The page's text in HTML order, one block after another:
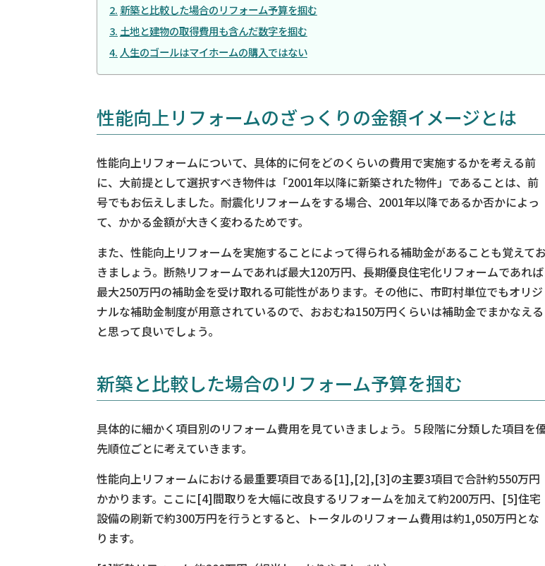
新築と比較した場合のリフォーム予算を掴む
土地と建物の取得費用も含んだ数字を掴む
人生のゴールはマイホームの購入ではない
性能向上リフォームのざっくりの金額イメージとは
性能向上リフォームについて、具体的に何をどのくらいの費用で実施するかを考える前
に、大前提として選択すべき物件は「2001年以降に新築された物件」であることは、前
号でもお伝えしました。耐震化リフォームをする場合、2001年以降であるか否かによっ
て、かかる金額が大きく変わるためです。
また、性能向上リフォームを実施することによって得られる補助金があることも覚えてお
きましょう。断熱リフォームであれば最大120万円、長期優良住宅化リフォームであれば
最大250万円の補助金を受け取れる可能性があります。その他に、市町村単位でもオリジ
ナルな補助金制度が用意されているので、おおむね150万円くらいは補助金でまかなえる
と思って良いでしょう。
新築と比較した場合のリフォーム予算を掴む
具体的に細かく項目別のリフォーム費用を見ていきましょう。５段階に分類した項目を
先順位ごとに考えていきます。
性能向上リフォームにおける最重要項目である[1],[2],[3]の主要3項目で合計約550万円
かかります。ここに[4]間取りを大幅に改良するリフォームを加えて約200万円、[5]住宅
設備の刷新で約300万円を行うとすると、トータルのリフォーム費用は約1,050万円とな
ります。